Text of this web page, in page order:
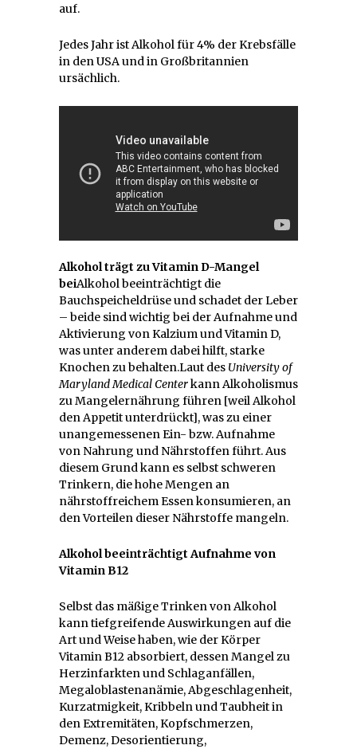
auf.
Jedes Jahr ist Alkohol für 4% der Krebsfälle
in den USA und in Großbritannien
ursächlich.
Alkohol trägt zu Vitamin D-Mangel
beiAlkohol beeinträchtigt die
Bauchspeicheldrüse und schadet der Leber
– beide sind wichtig bei der Aufnahme und
Aktivierung von Kalzium und Vitamin D,
was unter anderem dabei hilft, starke
Knochen zu behalten.Laut des University of
Maryland Medical Centerkann Alkoholismus
zu Mangelernährung führen [weil Alkohol
den Appetit unterdrückt], was zu einer
unangemessenen Ein- bzw. Aufnahme
von Nahrung und Nährstoffen führt. Aus
diesem Grund kann es selbst schweren
Trinkern, die hohe Mengen an
nährstoffreichem Essen konsumieren, an
den Vorteilen dieser Nährstoffe mangeln.
Alkohol beeinträchtigt Aufnahme von
Vitamin B12
Selbst das mäßige Trinken von Alkohol
kann tiefgreifende Auswirkungen auf die
Art und Weise haben, wie der Körper
Vitamin B12 absorbiert, dessen Mangel zu
Herzinfarkten und Schlaganfällen,
Megaloblastenanämie, Abgeschlagenheit,
Kurzatmigkeit, Kribbeln und Taubheit in
den Extremitäten, Kopfschmerzen,
Demenz, Desorientierung,